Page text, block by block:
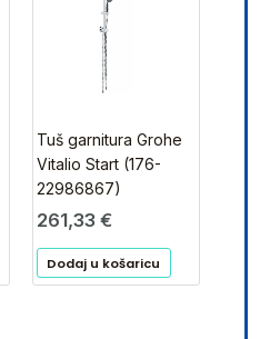
Tuš garnitura Grohe
Vitalio Start (176-
22986867)
261,33 €
Dodaj u košaricu